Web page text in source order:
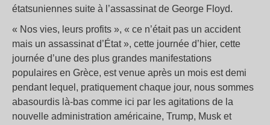
étatsuniennes suite à l’assassinat de George Floyd.
« Nos vies, leurs profits », « ce n’était pas un accident
mais un assassinat d’État », cette journée d’hier, cette
journée d’une des plus grandes manifestations
populaires en Grèce, est venue après un mois est demi
pendant lequel, pratiquement chaque jour, nous sommes
abasourdis là-bas comme ici par les agitations de la
nouvelle administration américaine, Trump, Musk et